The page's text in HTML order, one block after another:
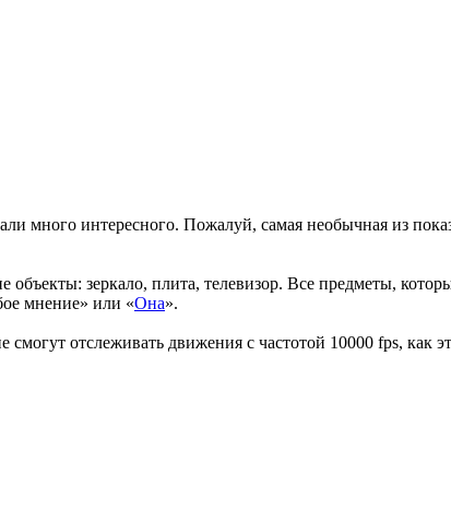
много интересного. Пожалуй, самая необычная из
зеркало, плита, телевизор. Все предметы,
мнение» или «Она».
отслеживать движения с частотой 10000 fps, как